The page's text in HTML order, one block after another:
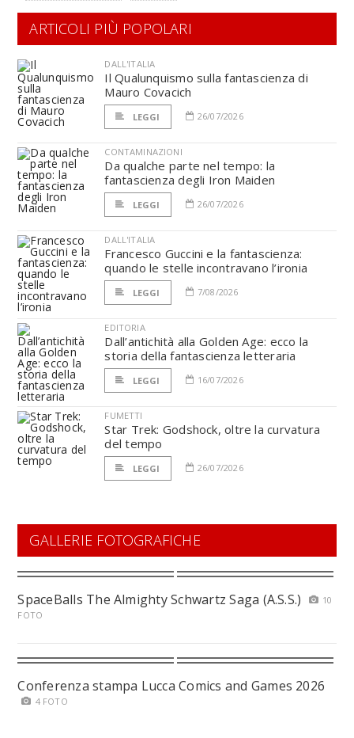
ARTICOLI PIÙ POPOLARI
DALL'ITALIA
Il Qualunquismo sulla fantascienza di
Mauro Covacich
LEGGI 26/07/2026
CONTAMINAZIONI
Da qualche parte nel tempo: la
fantascienza degli Iron Maiden
LEGGI 26/07/2026
DALL'ITALIA
Francesco Guccini e la fantascienza:
quando le stelle incontravano l’ironia
LEGGI 7/08/2026
EDITORIA
Dall’antichità alla Golden Age: ecco la
storia della fantascienza letteraria
LEGGI 16/07/2026
FUMETTI
Star Trek: Godshock, oltre la curvatura
del tempo
LEGGI 26/07/2026
GALLERIE FOTOGRAFICHE
SpaceBalls The Almighty Schwartz Saga (A.S.S.)
10
FOTO
Conferenza stampa Lucca Comics and Games 2026
4 FOTO